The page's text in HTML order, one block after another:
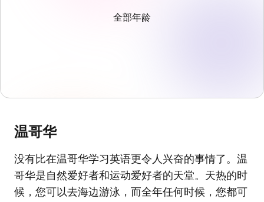
全部年龄
温哥华
没有比在温哥华学习英语更令人兴奋的事情了。温
哥华是自然爱好者和运动爱好者的天堂。天热的时
候，您可以去海边游泳，而全年任何时候，您都可